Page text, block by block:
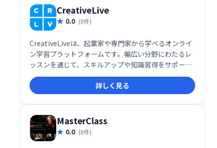
CreativeLive
0.0 (0件)
CreativeLiveは、起業家や専門家から学べるオンライ
ン学習プラットフォームです。幅広い分野にわたるレ
ッスンを通じて、スキルアップや知識習得をサポート
します。
詳しく見る
MasterClass
0.0 (0件)